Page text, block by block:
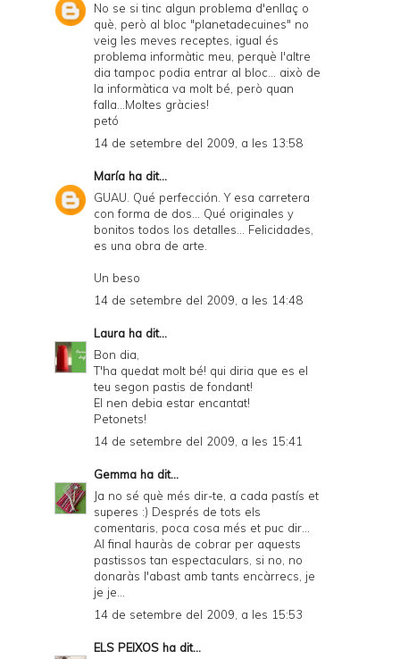
No se si tinc algun problema d'enllaç o
què, però al bloc "planetadecuines" no
veig les meves receptes, igual és
problema informàtic meu, perquè l'altre
dia tampoc podia entrar al bloc... això de
la informàtica va molt bé, però quan
falla...Moltes gràcies!
petó
14 de setembre del 2009, a les 13:58
María ha dit...
GUAU. Qué perfección. Y esa carretera
con forma de dos... Qué originales y
bonitos todos los detalles... Felicidades,
es una obra de arte.
Un beso
14 de setembre del 2009, a les 14:48
Laura ha dit...
Bon dia,
T'ha quedat molt bé! qui diria que es el
teu segon pastis de fondant!
El nen debia estar encantat!
Petonets!
14 de setembre del 2009, a les 15:41
Gemma ha dit...
Ja no sé què més dir-te, a cada pastís et
superes :) Després de tots els
comentaris, poca cosa més et puc dir...
Al final hauràs de cobrar per aquests
pastissos tan espectaculars, si no, no
donaràs l'abast amb tants encàrrecs, je
je je...
14 de setembre del 2009, a les 15:53
ELS PEIXOS ha dit...